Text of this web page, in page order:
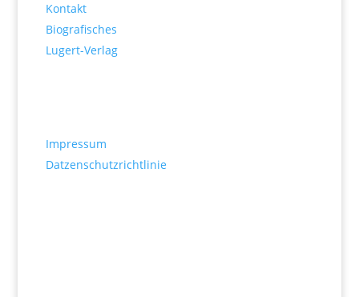
Kontakt
Biografisches
Lugert-Verlag
Impressum
Datzenschutzrichtlinie